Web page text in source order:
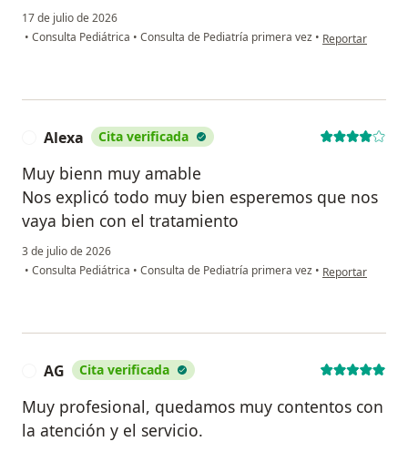
17 de julio de 2026
• Consulta Pediátrica • Consulta de Pediatría primera vez • en opinión del
Reportar
Alexa Cita verificada
Muy bienn muy amable
Nos explicó todo muy bien esperemos que nos
vaya bien con el tratamiento
3 de julio de 2026
• Consulta Pediátrica • Consulta de Pediatría primera vez • en opinión del
Reportar
AG Cita verificada
Muy profesional, quedamos muy contentos con
la atención y el servicio.